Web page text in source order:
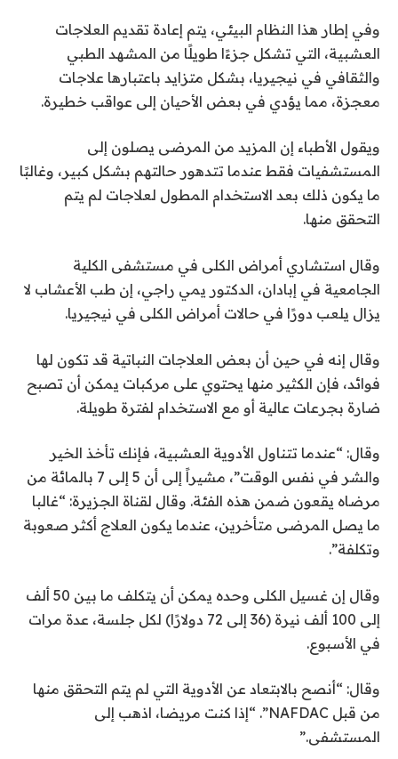
وفي إطار هذا النظام البيئي، يتم إعادة تقديم العلاجات
العشبية، التي تشكل جزءًا طويلًا من المشهد الطبي
والثقافي في نيجيريا، بشكل متزايد باعتبارها علاجات
معجزة، مما يؤدي في بعض الأحيان إلى عواقب خطيرة.
ويقول الأطباء إن المزيد من المرضى يصلون إلى
المستشفيات فقط عندما تتدهور حالتهم بشكل كبير، وغالبًا
ما يكون ذلك بعد الاستخدام المطول لعلاجات لم يتم
التحقق منها.
وقال استشاري أمراض الكلى في مستشفى الكلية
الجامعية في إبادان، الدكتور يمي راجي، إن طب الأعشاب لا
يزال يلعب دورًا في حالات أمراض الكلى في نيجيريا.
وقال إنه في حين أن بعض العلاجات النباتية قد تكون لها
فوائد، فإن الكثير منها يحتوي على مركبات يمكن أن تصبح
ضارة بجرعات عالية أو مع الاستخدام لفترة طويلة.
وقال: “عندما تتناول الأدوية العشبية، فإنك تأخذ الخير
والشر في نفس الوقت”، مشيراً إلى أن 5 إلى 7 بالمائة من
مرضاه يقعون ضمن هذه الفئة. وقال لقناة الجزيرة: “غالبا
ما يصل المرضى متأخرين، عندما يكون العلاج أكثر صعوبة
وتكلفة”.
وقال إن غسيل الكلى وحده يمكن أن يتكلف ما بين 50 ألف
إلى 100 ألف نيرة (36 إلى 72 دولارًا) لكل جلسة، عدة مرات
في الأسبوع.
وقال: “أنصح بالابتعاد عن الأدوية التي لم يتم التحقق منها
من قبل NAFDAC”. “إذا كنت مريضا، اذهب إلى
المستشفى.”